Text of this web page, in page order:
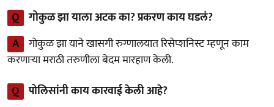
Q गोकुळ झा याला अटक का? प्रकरण काय घडलं?
A गोकुळ झा याने खासगी रुग्णालयात रिसेप्शनिस्ट म्हणून काम
करणाऱ्या मराठी तरुणीला बेदम मारहाण केली.
Q पोलिसांनी काय कारवाई केली आहे?